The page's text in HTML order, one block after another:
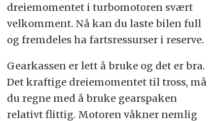
dreiemomentet i turbomotoren svært
velkomment. Nå kan du laste bilen full
og fremdeles ha fartsressurser i reserve.
Gearkassen er lett å bruke og det er bra.
Det kraftige dreiemomentet til tross, må
du regne med å bruke gearspaken
relativt flittig. Motoren våkner nemlig